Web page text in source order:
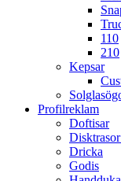
110
210
Kepsar
Profilreklam
Doftisar
Dricka
Godis